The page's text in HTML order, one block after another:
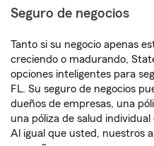
Seguro de negocios
Tanto si su negocio apenas
creciendo o madurando,
opciones inteligentes para
FL. Su seguro de negocios
dueños de empresas, una
una póliza de salud
Al igual que usted, nuestros